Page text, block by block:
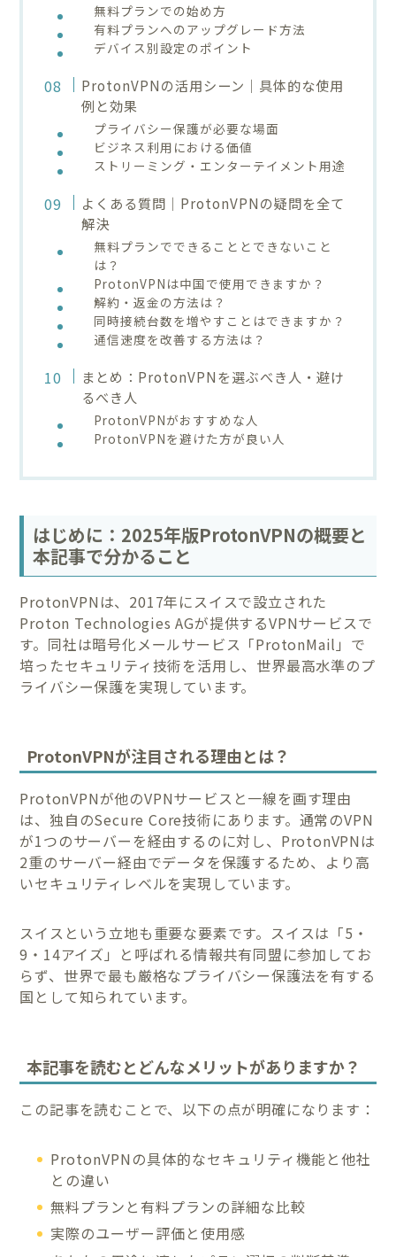
無料プランでの始め方
有料プランへのアップグレード方法
デバイス別設定のポイント
ProtonVPNの活用シーン｜具体的な使用
例と効果
プライバシー保護が必要な場面
ビジネス利用における価値
ストリーミング・エンターテイメント用途
よくある質問｜ProtonVPNの疑問を全て
解決
無料プランでできることとできないこと
は？
ProtonVPNは中国で使用できますか？
解約・返金の方法は？
同時接続台数を増やすことはできますか？
通信速度を改善する方法は？
まとめ：ProtonVPNを選ぶべき人・避け
るべき人
ProtonVPNがおすすめな人
ProtonVPNを避けた方が良い人
はじめに：2025年版ProtonVPNの概要と
本記事で分かること
ProtonVPNは、2017年にスイスで設立された
Proton Technologies AGが提供するVPNサービスで
す。同社は暗号化メールサービス「ProtonMail」で
培ったセキュリティ技術を活用し、世界最高水準のプ
ライバシー保護を実現しています。
ProtonVPNが注目される理由とは？
ProtonVPNが他のVPNサービスと一線を画す理由
は、独自のSecure Core技術にあります。通常のVPN
が1つのサーバーを経由するのに対し、ProtonVPNは
2重のサーバー経由でデータを保護するため、より高
いセキュリティレベルを実現しています。
スイスという立地も重要な要素です。スイスは「5・
9・14アイズ」と呼ばれる情報共有同盟に参加してお
らず、世界で最も厳格なプライバシー保護法を有する
国として知られています。
本記事を読むとどんなメリットがありますか？
この記事を読むことで、以下の点が明確になります：
ProtonVPNの具体的なセキュリティ機能と他社
との違い
無料プランと有料プランの詳細な比較
実際のユーザー評価と使用感